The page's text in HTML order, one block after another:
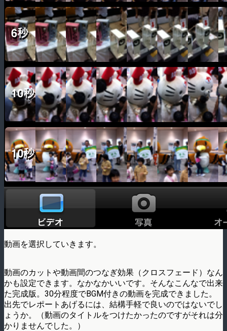
動画を選択していきます。
動画のカットや動画間のつなぎ効果（クロスフェード）なん
かも設定できます。なかなかいいです。そんなこんなで出来
た完成版。30分程度でBGM付きの動画を完成できました。
出先でレポートあげるには、結構手軽で良いのではないでし
ょうか。（動画のタイトルをつけたかったのですがそれは分
かりませんでした。）